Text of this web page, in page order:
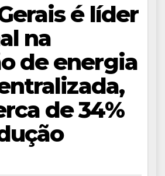
é líder
na
de energia
de 34%